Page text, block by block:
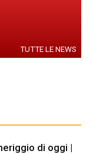
TUTTE LE NEWS
di oggi |